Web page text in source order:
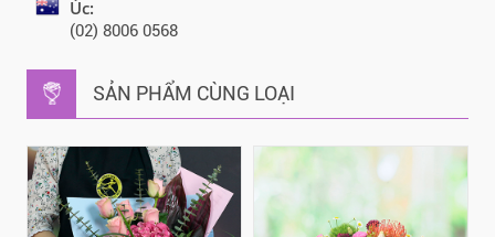
Úc:
(02) 8006 0568
SẢN PHẨM CÙNG LOẠI